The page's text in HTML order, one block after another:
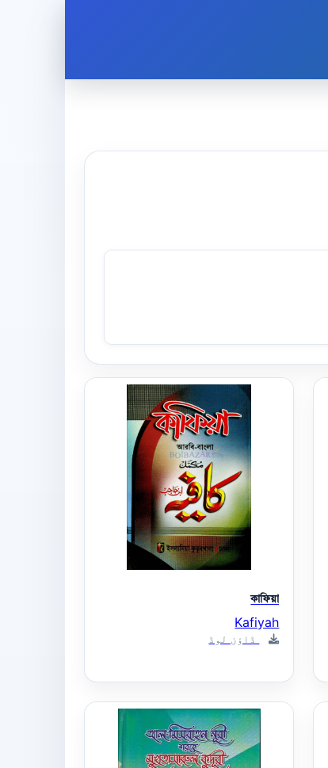
কাফিয়া
Kafiyah
ڈاؤن لوڈ